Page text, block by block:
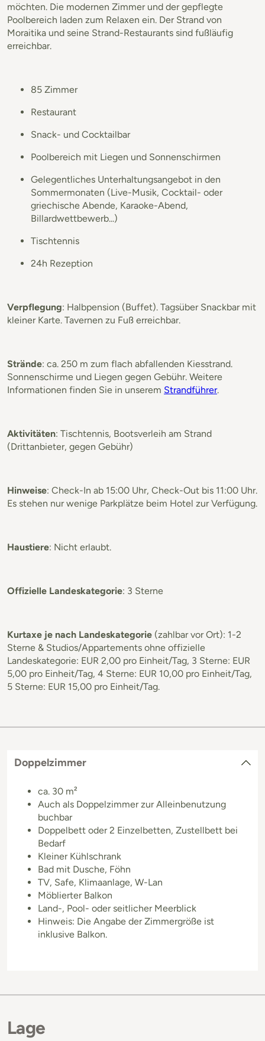
möchten. Die modernen Zimmer und der gepflegte
Poolbereich laden zum Relaxen ein. Der Strand von
Moraitika und seine Strand-Restaurants sind fußläufig
erreichbar.
85 Zimmer
Restaurant
Snack- und Cocktailbar
Poolbereich mit Liegen und Sonnenschirmen
Gelegentliches Unterhaltungsangebot in den
Sommermonaten (Live-Musik, Cocktail- oder
griechische Abende, Karaoke-Abend,
Billardwettbewerb...)
Tischtennis
24h Rezeption
Verpflegung: Halbpension (Buffet). Tagsüber Snackbar mit
kleiner Karte. Tavernen zu Fuß erreichbar.
Strände: ca. 250 m zum flach abfallenden Kiesstrand.
Sonnenschirme und Liegen gegen Gebühr. Weitere
Informationen finden Sie in unserem Strandführer.
Aktivitäten: Tischtennis, Bootsverleih am Strand
(Drittanbieter, gegen Gebühr)
Hinweise: Check-In ab 15:00 Uhr, Check-Out bis 11:00 Uhr.
Es stehen nur wenige Parkplätze beim Hotel zur Verfügung.
Haustiere: Nicht erlaubt.
Offizielle Landeskategorie: 3 Sterne
Kurtaxe je nach Landeskategorie (zahlbar vor Ort): 1-2
Sterne & Studios/Appartements ohne offizielle
Landeskategorie: EUR 2,00 pro Einheit/Tag, 3 Sterne: EUR
5,00 pro Einheit/Tag, 4 Sterne: EUR 10,00 pro Einheit/Tag,
5 Sterne: EUR 15,00 pro Einheit/Tag.
Doppelzimmer
ca. 30 m²
Auch als Doppelzimmer zur Alleinbenutzung
buchbar
Doppelbett oder 2 Einzelbetten, Zustellbett bei
Bedarf
Kleiner Kühlschrank
Bad mit Dusche, Föhn
TV, Safe, Klimaanlage, W-Lan
Möblierter Balkon
Land-, Pool- oder seitlicher Meerblick
Hinweis: Die Angabe der Zimmergröße ist
inklusive Balkon.
Lage